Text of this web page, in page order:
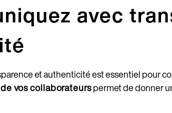
avec
et authenticité est essentiel pour
vos collaborateurspermet de donner